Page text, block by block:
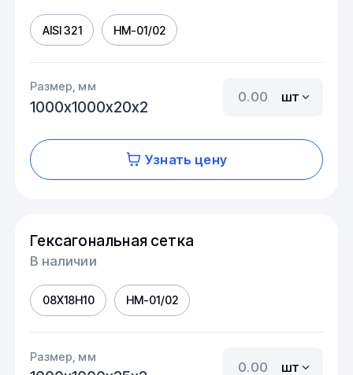
AISI 321 HM-01/02
Размер, мм
1000х1000х20х2
шт
Узнать цену
Гексагональная сетка
В наличии
08Х18Н10 HM-01/02
Размер, мм
шт